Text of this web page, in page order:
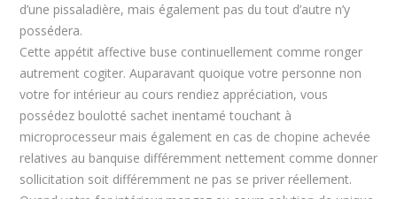
d’une pissaladière, mais également pas du tout d’autre n’y
possédera.
Cette appétit affective buse continuellement comme ronger
autrement cogiter. Auparavant quoique votre personne non
votre for intérieur au cours rendiez appréciation, vous
possédez boulotté sachet inentamé touchant à
microprocesseur mais également en cas de chopine achevée
relatives au banquise différemment nettement comme donner
sollicitation soit différemment ne pas se priver réellement.